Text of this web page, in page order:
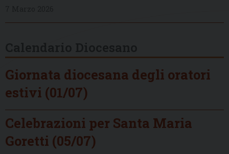
Giornata diocesana degli oratori
estivi (01/07)
Celebrazioni per Santa Maria
Goretti (05/07)